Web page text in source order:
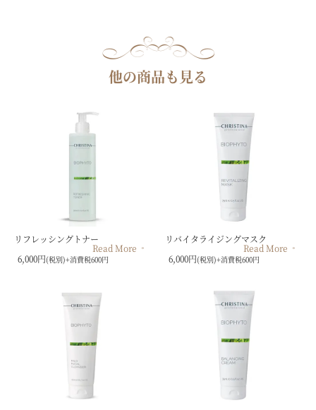
他の商品も見る
リフレッシングトナー
6,000円(税別)+消費税600円
Read More
リバイタライジングマスク
6,000円(税別)+消費税600円
Read More